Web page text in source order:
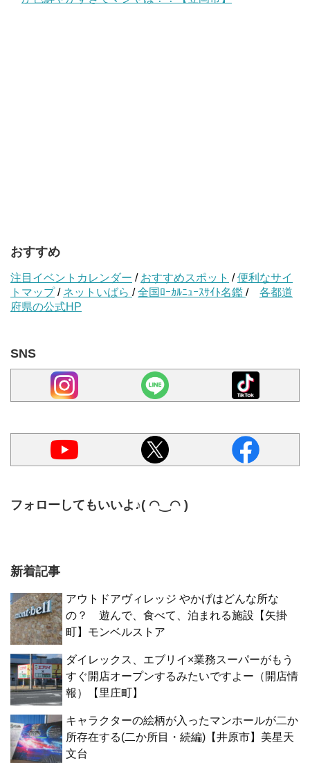
おすすめ
注目イベントカレンダー / おすすめスポット /便利なサイ
トマップ/ ネットいばら /全国ﾛｰｶﾙﾆｭｰｽｻｲﾄ名鑑 / 各都道
府県の公式HP
SNS
フォローしてもいいよ♪( ◠‿◠ )
新着記事
アウトドアヴィレッジ やかげはどんな所な
の？ 遊んで、食べて、泊まれる施設【矢掛
町】モンベルストア
ダイレックス、エブリイ×業務スーパーがもう
すぐ開店オープンするみたいですよー（開店情
報）【里庄町】
キャラクターの絵柄が入ったマンホールが二か
所存在する(二か所目・続編)【井原市】美星天
文台